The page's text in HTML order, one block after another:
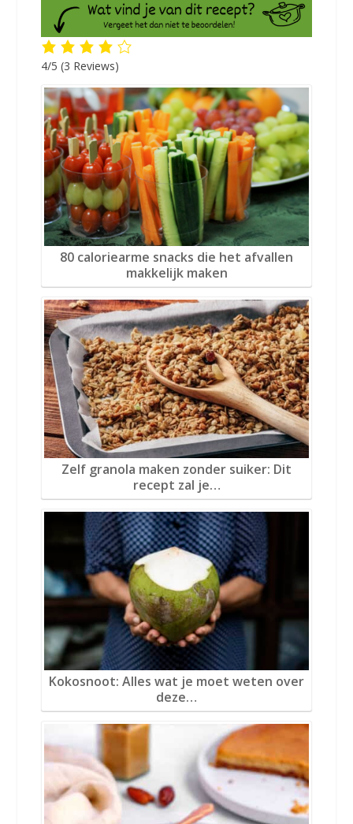
4/5(3 Reviews)
80 caloriearme snacks die het afvallen
makkelijk maken
Zelf granola maken zonder suiker: Dit
recept zal je…
Kokosnoot: Alles wat je moet weten over
deze…